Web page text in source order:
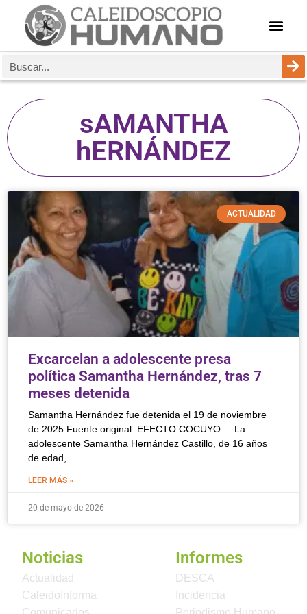
sAMANTHA
hERNÁNDEZ
ACTUALIDAD
Excarcelan a adolescente presa
política Samantha Hernández, tras 7
meses detenida
Samantha Hernández fue detenida el 19 de noviembre
de 2025 Fuente original: EFECTO COCUYO. – La
adolescente Samantha Hernández Castillo, de 16 años
de edad,
LEER MÁS »
20 de mayo de 2026
Noticias
Actualidad
CaleidoInforma
Informes
DESCA
Incidencia